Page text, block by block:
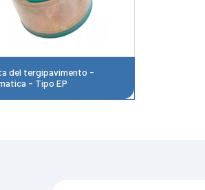
del tergipavimento -
- Tipo EP